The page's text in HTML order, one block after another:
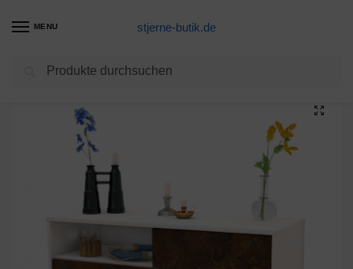
MENU stjerne-butik.de
Unkategorisiert / Lowboard Alecia, Rost (92x49x35cm)